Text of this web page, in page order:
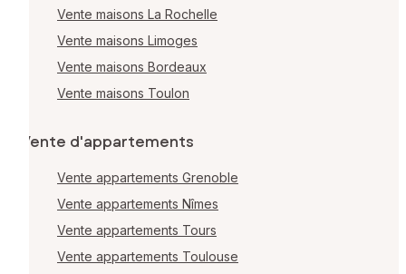
Vente maisons La Rochelle
Vente maisons Limoges
Vente maisons Bordeaux
Vente maisons Toulon
Vente d'appartements
Vente appartements Grenoble
Vente appartements Nîmes
Vente appartements Tours
Vente appartements Toulouse